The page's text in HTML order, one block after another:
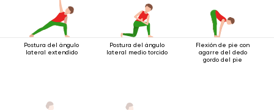
Postura del ángulo
lateral extendido
Postura del ángulo
lateral medio torcido
Flexión de pie con
agarre del dedo
gordo del pie